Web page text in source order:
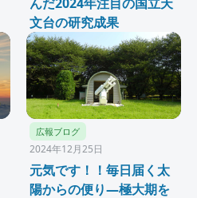
文台の研究成果
広報ブログ
2024年12月25日
元気です！！毎日届く太
陽からの便り—極大期を